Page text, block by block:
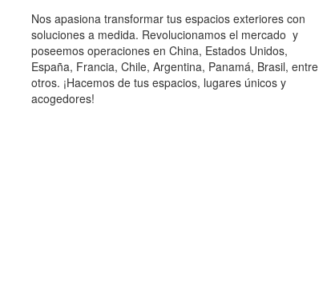
Nos apasiona transformar tus espacios exteriores con
soluciones a medida. Revolucionamos el mercado y
poseemos operaciones en China, Estados Unidos,
España, Francia, Chile, Argentina, Panamá, Brasil, entre
otros. ¡Hacemos de tus espacios, lugares únicos y
acogedores!